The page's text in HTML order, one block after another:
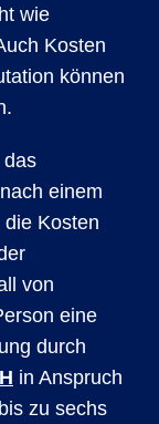
wie
Kosten
können
das
einem
Kosten
von
eine
durch
in Anspruch
zu sechs